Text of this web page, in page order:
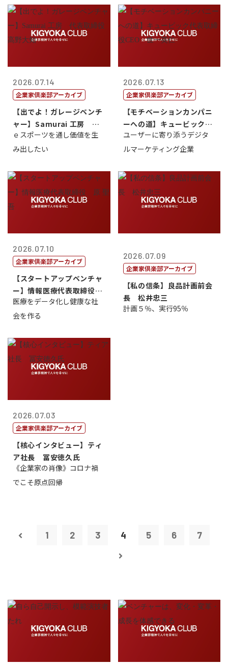
2026.07.14
企業家倶楽部アーカイブ
【出でよ！ガレージベンチ
ャー】Samurai 工房 代
表取締...
ｅスポーツを通し価値を生
み出したい
2026.07.13
企業家倶楽部アーカイブ
【モチベーションカンパニ
ーへの道】キュービック代
表取締役CE...
ユーザーに寄り添うデジタ
ルマーケティング企業
2026.07.10
企業家倶楽部アーカイブ
【スタートアップベンチャ
ー】情報医療代表取締役
原 聖吾
医療をデータ化し健康な社
会を作る
2026.07.09
企業家倶楽部アーカイブ
【私の信条】良品計画前会
長 松井忠三
計画５％、実行95％
2026.07.03
企業家倶楽部アーカイブ
【核心インタビュー】ティ
ア社長 冨安徳久氏
《企業家の肖像》コロナ禍
でこそ原点回帰
1 2 3 4 5 6 7